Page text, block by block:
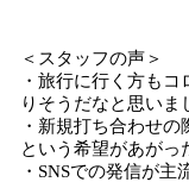
＜スタッフの声＞
・旅行に行く方も
りそうだなと思いま
・新規打ち合わせ
という希望があがっ
・SNSでの発信が